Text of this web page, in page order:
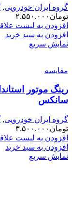
گروه ایران خودرویی,
تومان ۲.۵۵۰.۰۰۰
افزودن به لیست
افزودن به سبد خرید
نمایش سریع
مقایسه
سانکس
گروه ایران خودرویی,
تومان ۳.۵۰۰.۰۰۰
افزودن به لیست
افزودن به سبد خرید
نمایش سریع